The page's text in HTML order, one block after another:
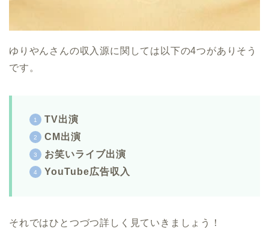
ゆりやんさんの収入源に関しては以下の4つがありそう
です。
TV出演
CM出演
お笑いライブ出演
YouTube広告収入
それではひとつづつ詳しく見ていきましょう！